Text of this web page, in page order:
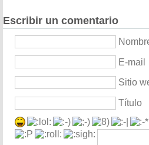
Escribir un comentario
E-mail
Sitio
Título